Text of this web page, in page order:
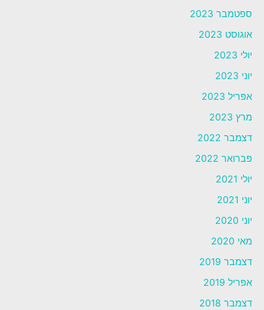
ספטמבר 2023
אוגוסט 2023
יולי 2023
יוני 2023
אפריל 2023
מרץ 2023
דצמבר 2022
פברואר 2022
יולי 2021
יוני 2021
יוני 2020
מאי 2020
דצמבר 2019
אפריל 2019
דצמבר 2018